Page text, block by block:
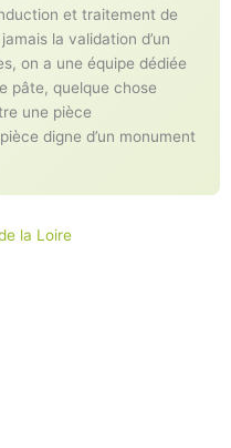
et traitement de
la validation d’un
on a une équipe dédiée
pâte, quelque chose
une pièce
digne d’un monument
la Loire